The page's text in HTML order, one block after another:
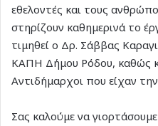
εθελοντές και τους
στηρίζουν καθημερινά το
τιμηθεί ο Δρ. Σάββας
ΚΑΠΗ Δήμου Ρόδου, καθώς
Αντιδήμαρχοι που είχαν
Σας καλούμε να